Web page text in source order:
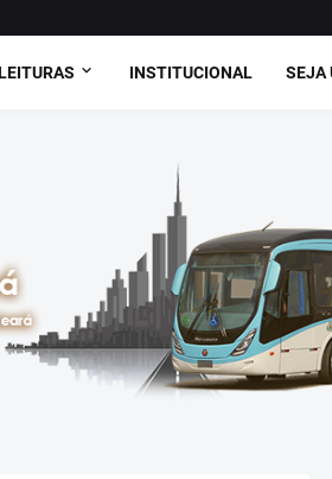
INSTITUCIONAL SEJA